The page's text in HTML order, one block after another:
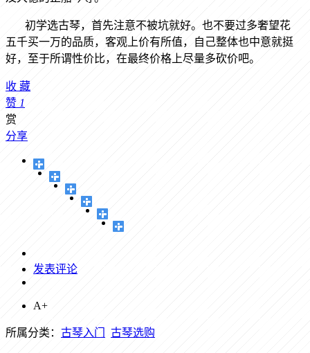
初学选古琴，首先注意不被坑就好。也不要过多奢望花
五千买一万的品质，客观上价有所值，自己整体也中意就挺
好，至于所谓性价比，在最终价格上尽量多砍价吧。
收 藏
赞 1
赏
分享
发表评论
A+
所属分类： 古琴入门 古琴选购